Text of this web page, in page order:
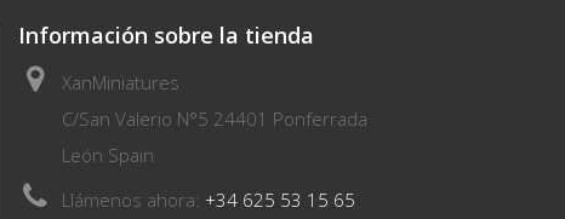
Información sobre la tienda
XanMiniatures
C/San Valerio N°5 24401 Ponferrada
León Spain
Llámenos ahora: +34 625 53 15 65